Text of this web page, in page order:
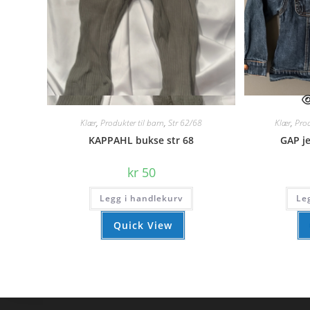
Quick View
Klær,Produkter til barn,Str 62/68
KAPPAHL bukse str 68
kr50
Legg i handlekurv
Quick View
Klær,
GAP